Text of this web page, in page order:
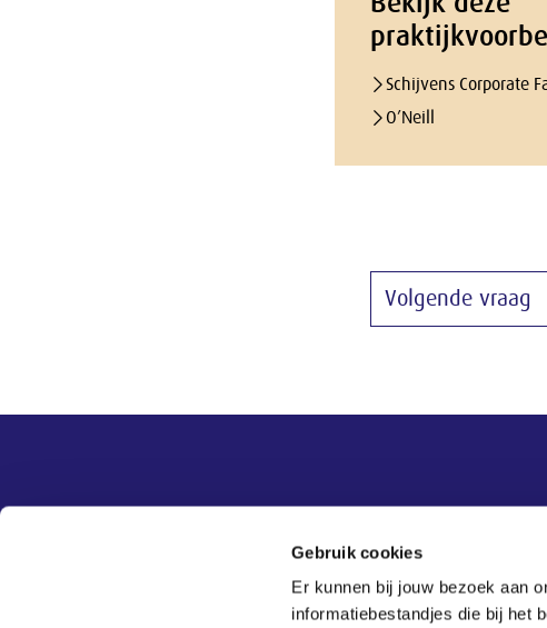
Gebruik cookies
Er kunnen bij jouw bezoek aan
informatiebestandjes die bij het
Schijvens Corporate
O’Neill
Volgende vraag
Contact
Tel:070 - 3 499 499